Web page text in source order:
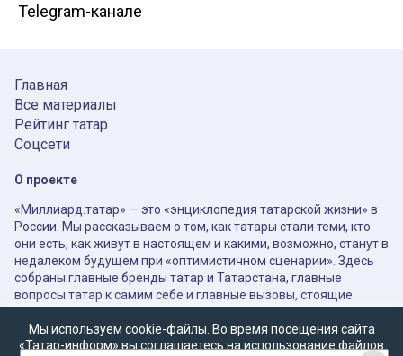
Telegram-канале
Главная
Все материалы
Рейтинг татар
Соцсети
О проекте
«Миллиард.татар» — это «энциклопедия татарской жизни» в
России. Мы рассказываем о том, как татары стали теми, кто
они есть, как живут в настоящем и какими, возможно, станут в
недалеком будущем при «оптимистичном сценарии». Здесь
собраны главные бренды татар и Татарстана, главные
вопросы татар к самим себе и главные вызовы, стоящие
Мы открыты к диалогу и будем ждать ваши отклики и
Мы используем cookie-файлы. Во время посещения сайта
«Татар-информ» вы соглашаетесь на использование файлов